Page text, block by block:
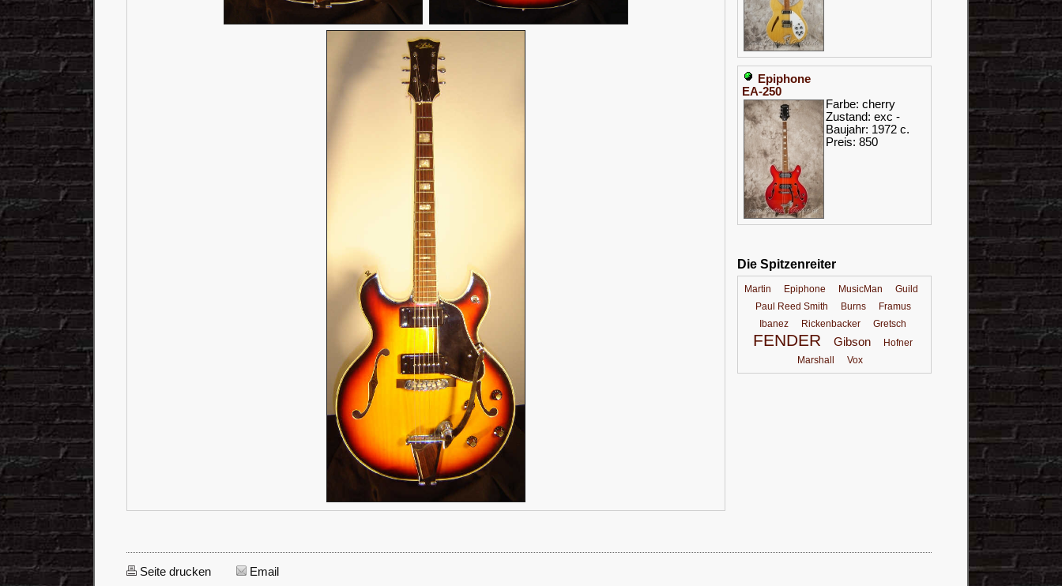
Epiphone
EA-250
Farbe: cherry
Zustand: exc -
Baujahr: 1972 c.
Preis: 850
Die Spitzenreiter
Martin Epiphone MusicMan
Guild
Paul Reed Smith
Burns
Framus
Ibanez
Rickenbacker Gretsch
FENDER Gibson
Hofner
Marshall
Vox
Seite drucken Email